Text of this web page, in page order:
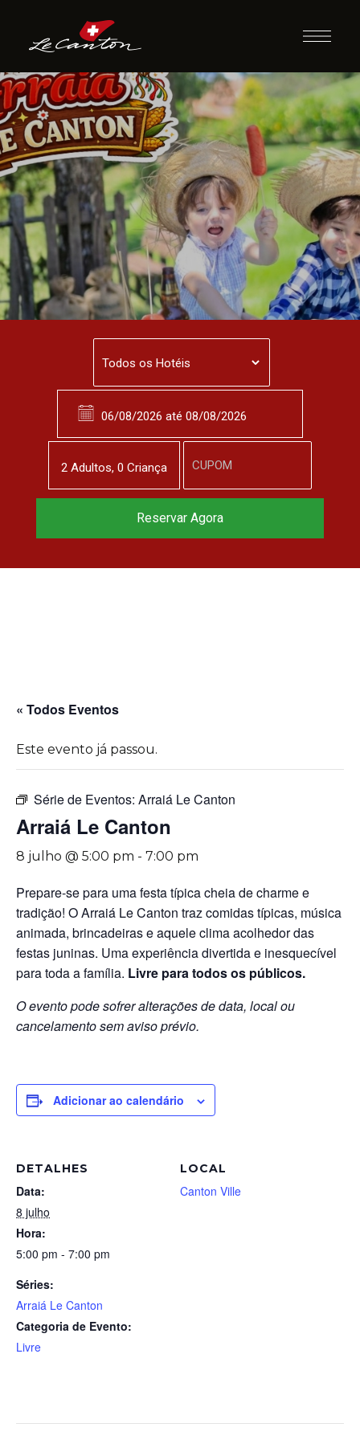
Arraiá Le Canton
« Todos Eventos
Este evento já passou.
Série de Eventos: Arraiá Le Canton
Arraiá Le Canton
8 julho @ 5:00 pm - 7:00 pm
Prepare-se para uma festa típica cheia de charme e
tradição! O Arraiá Le Canton traz comidas típicas, música
animada, brincadeiras e aquele clima acolhedor das
festas juninas. Uma experiência divertida e inesquecível
para toda a família. Livre para todos os públicos.
O evento pode sofrer alterações de data, local ou
cancelamento sem aviso prévio.
Adicionar ao calendário
DETALHES
Data:
8 julho
Hora:
5:00 pm - 7:00 pm
Séries:
Arraiá Le Canton
Categoria de Evento:
Livre
LOCAL
Canton Ville
2 Adultos, 0 Criança
Reserve agora, com
Reservar Agora